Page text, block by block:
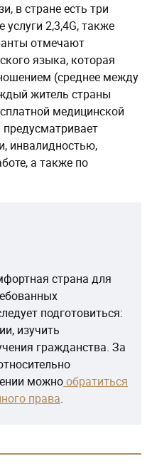
в стране есть три
2,3,4G, также
отмечают
языка, которая
(среднее между
житель страны
медицинской
инвалидностью,
а также по
страна для
подготовиться:
изучить
гражданства. За
можнообратиться
права.